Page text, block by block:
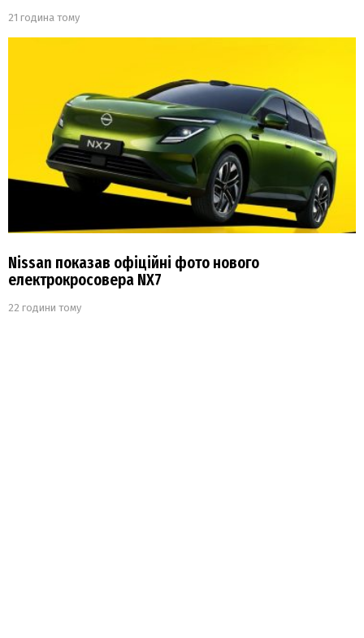
21 година тому
Nissan показав офіційні фото нового
електрокросовера NX7
22 години тому